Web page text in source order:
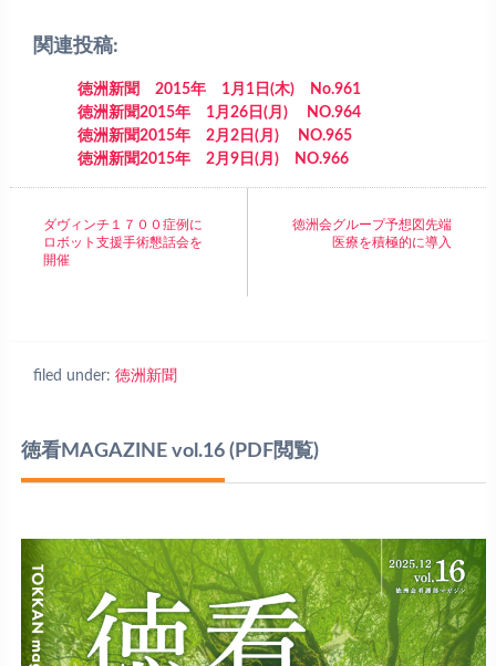
関連投稿:
徳洲新聞 2015年 1月1日(木) No.961
徳洲新聞2015年 1月26日(月) NO.964
徳洲新聞2015年 2月2日(月) NO.965
徳洲新聞2015年 2月9日(月) NO.966
ダヴィンチ１７００症例に
ロボット支援手術懇話会を
開催
徳洲会グループ予想図先端
医療を積極的に導入
filed under: 徳洲新聞
徳看MAGAZINE vol.16(PDF閲覧)